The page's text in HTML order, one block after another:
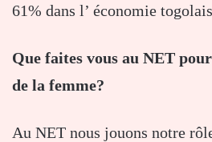
61% dans l’ économie
Que faites vous au NET
de la femme?
Au NET nous jouons notre